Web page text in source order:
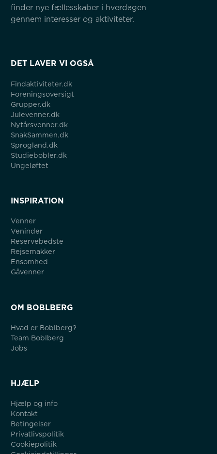
finder nye fællesskaber i hverdagen
gennem interesser og aktiviteter.
DET LAVER VI OGSÅ
Findaktiviteter.dk
Foreningsoversigt
Grupper.dk
Julevenner.dk
Nytårsvenner.dk
SnakSammen.dk
Sprogland.dk
Studiebobler.dk
Ungeløftet
INSPIRATION
Venner
Veninder
Reservebedste
Rejsemakker
Ensomhed
Gåvenner
OM BOBLBERG
Hvad er Boblberg?
Team Boblberg
Jobs
HJÆLP
Hjælp og info
Kontakt
Betingelser
Privatlivspolitik
Cookiepolitik